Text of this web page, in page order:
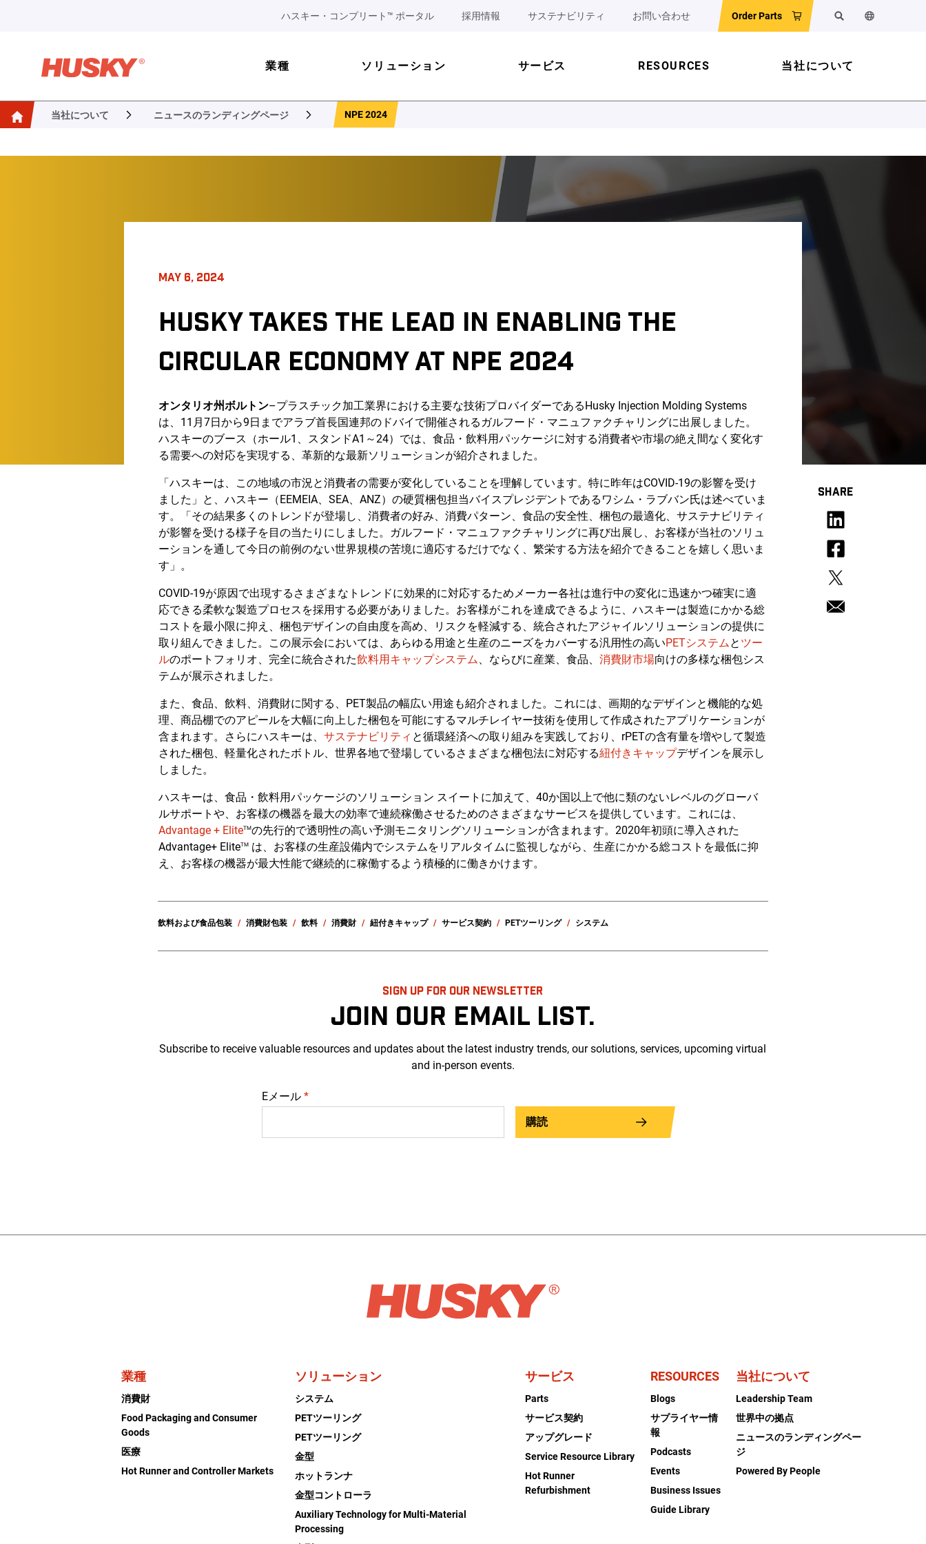
ハスキー・コンプリート™ ポータル 採用情報 サステナビリティ お問い合わせ Order Parts 検索 ウェブサイ
業種 ソリューション サービス RESOURCES 当社について
当社について ニュースのランディングページ NPE 2024
MAY 6, 2024
HUSKY TAKES THE LEAD IN ENABLING THE
CIRCULAR ECONOMY AT NPE 2024
オンタリオ州ボルトン–プラスチック加工業界における主要な技術プロバイダーであるHusky Injection Molding Systems
は、11月7日から9日までアラブ首長国連邦のドバイで開催されるガルフード・マニュファクチャリングに出展しました。
ハスキーのブース（ホール1、スタンドA1～24）では、食品・飲料用パッケージに対する消費者や市場の絶え間なく変化す
る需要への対応を実現する、革新的な最新ソリューションが紹介されました。
「ハスキーは、この地域の市況と消費者の需要が変化していることを理解しています。特に昨年はCOVID-19の影響を受け
ました」と、ハスキー（EEMEIA、SEA、ANZ）の硬質梱包担当バイスプレジデントであるワシム・ラブバン氏は述べていま
す。「その結果多くのトレンドが登場し、消費者の好み、消費パターン、食品の安全性、梱包の最適化、サステナビリティ
が影響を受ける様子を目の当たりにしました。ガルフード・マニュファクチャリングに再び出展し、お客様が当社のソリュ
ーションを通して今日の前例のない世界規模の苦境に適応するだけでなく、繁栄する方法を紹介できることを嬉しく思いま
す」。
COVID-19が原因で出現するさまざまなトレンドに効果的に対応するためメーカー各社は進行中の変化に迅速かつ確実に適
応できる柔軟な製造プロセスを採用する必要がありました。お客様がこれを達成できるように、ハスキーは製造にかかる総
コストを最小限に抑え、梱包デザインの自由度を高め、リスクを軽減する、統合されたアジャイルソリューションの提供に
取り組んできました。この展示会においては、あらゆる用途と生産のニーズをカバーする汎用性の高いPETシステムと ツー
ルのポートフォリオ、完全に統合された飲料用キャップシステム、ならびに産業、食品、消費財市場向けの多様な梱包シス
テムが展示されました。
また、食品、飲料、消費財に関する、PET製品の幅広い用途も紹介されました。これには、画期的なデザインと機能的な処
理、商品棚でのアピールを大幅に向上した梱包を可能にするマルチレイヤー技術を使用して作成されたアプリケーションが
含まれます。さらにハスキーは、サステナビリティ と循環経済への取り組みを実践しており、rPETの含有量を増やして製造
された梱包、軽量化されたボトル、世界各地で登場しているさまざまな梱包法に対応する紐付きキャップデザインを展示し
しました。
ハスキーは、食品・飲料用パッケージのソリューション スイートに加えて、40か国以上で他に類のないレベルのグローバ
ルサポートや、お客様の機器を最大の効率で連続稼働させるためのさまざまなサービスを提供しています。これには、
Advantage + EliteTMの先行的で透明性の高い予測モニタリングソリューションが含まれます。2020年初頭に導入された
Advantage+ EliteTM は、お客様の生産設備内でシステムをリアルタイムに監視しながら、生産にかかる総コストを最低に抑
え、お客様の機器が最大性能で継続的に稼働するよう積極的に働きかけます。
飲料および食品包装 消費財包装 飲料 消費財 紐付きキャップ サービス契約 PETツーリング システム
SIGN UP FOR OUR NEWSLETTER
JOIN OUR EMAIL LIST.
Subscribe to receive valuable resources and updates about the latest industry trends, our solutions, services, upcoming virtual
and in-person events.
Eメール *
購読
SHARE
業種
消費財
Food Packaging and Consumer
Goods
医療
Hot Runner and Controller Markets
ソリューション
システム
PETツーリング
PETツーリング
金型
ホットランナ
金型コントローラ
Auxiliary Technology for Multi-Material
Processing
サービス
Parts
サービス契約
アップグレード
Service Resource Library
Hot Runner
Refurbishment
RESOURCES
Blogs
サプライヤー情
報
Podcasts
Events
Business Issues
Guide Library
当社について
Leadership Team
世界中の拠点
ニュースのランディングペー
ジ
Powered By People